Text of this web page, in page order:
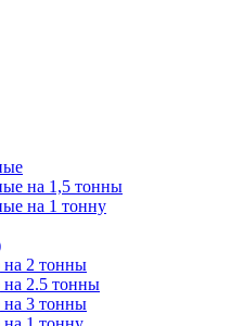
на 1,5 тонны
на 1 тонну
на 2 тонны
на 2.5 тонны
на 3 тонны